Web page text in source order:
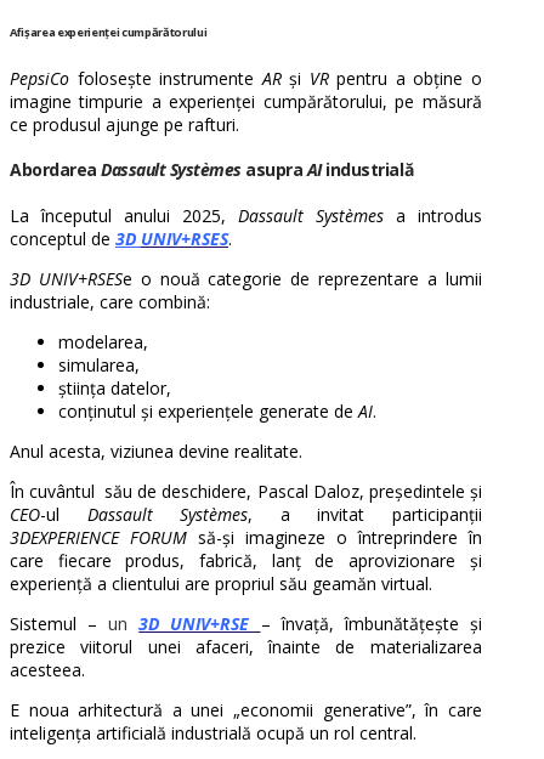
Afișarea experienței cumpărătorului
PepsiCo folosește instrumente ARși VRpentru a obține o
imagine timpurie a experienței cumpărătorului, pe măsură
ce produsul ajunge pe rafturi.
AbordareaDassault Systèmes asupraAIindustrială
La începutul anului 2025, Dassault Systèmesa introdus
conceptul de 3D UNIV+RSES.
3D UNIV+RSESe o nouă categorie de reprezentare a lumii
industriale, care combină:
modelarea,
simularea,
știința datelor,
conținutul și experiențele generate deAI.
Anul acesta, viziunea devine realitate.
În cuvântul său de deschidere, Pascal Daloz, președintele și
CEO-ul Dassault Systèmes, a invitat participanții
3DEXPERIENCE FORUMsă-și imagineze o întreprindere în
care fiecare produs, fabrică, lanț de aprovizionare și
experiență a clientului are propriul său geamăn virtual.
Sistemul –un3D UNIV+RSE – învață, îmbunătățește și
prezice viitorul unei afaceri, înainte de materializarea
acesteea.
E noua arhitectură a unei „economii generative”, în care
inteligența artificială industrială ocupă un rol central.